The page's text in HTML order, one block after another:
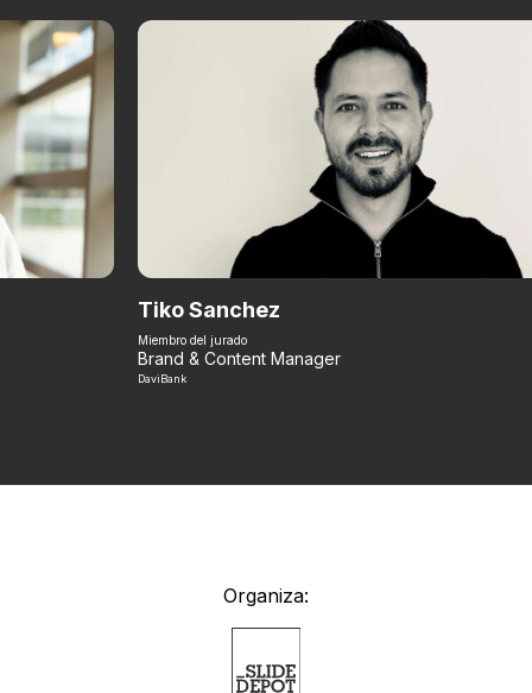
Tiko Sanchez
Miembro del jurado
Brand & Content Manager
DaviBank
Organiza: